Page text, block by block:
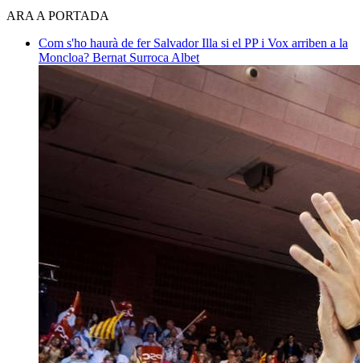
ARA A PORTADA
Com s'ho haurà de fer Salvador Illa si el PP i Vox arriben a la
Moncloa? Bernat Surroca Albet